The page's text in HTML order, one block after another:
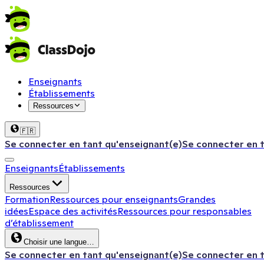
Enseignants
Établissements
Ressources
🇫🇷
Se connecter en tant qu'enseignant(e)Se connecter en
EnseignantsÉtablissements
Ressources
FormationRessources pour enseignantsGrandes
idéesEspace des activitésRessources pour responsables
d’établissement
Choisir une langue…
Se connecter en tant qu'enseignant(e)Se connecter en